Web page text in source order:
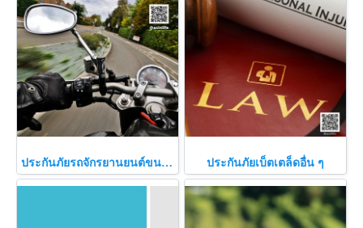
ประกันภัยรถจักรยานยนต์ขนาดใหญ่ ประกันภัยเบ็ตเตล็ดอื่น ๆ